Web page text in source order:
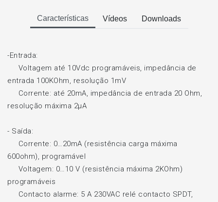
Características Vídeos Downloads
-Entrada:
Voltagem até 10Vdc programáveis, impedância de
entrada 100KOhm, resolução 1mV
Corrente: até 20mA, impedância de entrada 20 Ohm,
resolução máxima 2µA
- Saída:
Corrente: 0…20mA (resistência carga máxima
600ohm), programável
Voltagem: 0…10 V (resistência máxima 2KOhm)
programáveis
Contacto alarme: 5 A 230VAC relé contacto SPDT,